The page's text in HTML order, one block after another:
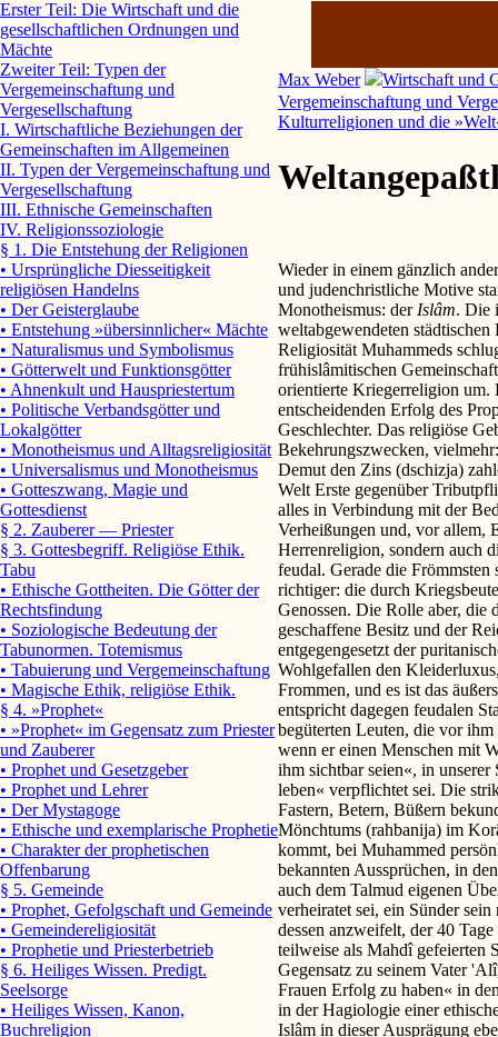
Max Weber
Wirtschaft und
Vergemeinschaftung und
Kulturreligionen und die
Wieder in einem gänzlich
und judenchristliche Motive
Monotheismus: der Islâm. Die
weltabgewendeten
Religiosität Muhammeds
frühislâmitischen
orientierte Kriegerreligion um.
entscheidenden Erfolg des
Geschlechter. Das religiöse
Bekehrungszwecken,
Demut den Zins (dschizja)
Welt Erste gegenüber
alles in Verbindung mit der
Verheißungen und, vor allem,
Herrenreligion, sondern auch
feudal. Gerade die Frömmsten
richtiger: die durch
Genossen. Die Rolle aber, die
geschaffene Besitz und der
entgegengesetzt der
Wohlgefallen den
Frommen, und es ist das
entspricht dagegen feudalen
begüterten Leuten, die vor
wenn er einen Menschen mit
ihm sichtbar seien«, in unserer
leben« verpflichtet sei. Die
Fastern, Betern, Büßern
Mönchtums (rahbanija) im
kommt, bei Muhammed
bekannten Aussprüchen, in
auch dem Talmud eigenen
verheiratet sei, ein Sünder
dessen anzweifelt, der 40
teilweise als Mahdî gefeierten
Gegensatz zu seinem Vater
Frauen Erfolg zu haben« in
in der Hagiologie einer
Islâm in dieser Ausprägung
Erster Teil: Die Wirtschaft und die
gesellschaftlichen Ordnungen und
Mächte
Zweiter Teil: Typen der
Vergemeinschaftung und
Vergesellschaftung
I. Wirtschaftliche Beziehungen der
Gemeinschaften im Allgemeinen
II. Typen der Vergemeinschaftung und
Vergesellschaftung
III. Ethnische Gemeinschaften
IV. Religionssoziologie
§ 1. Die Entstehung der Religionen
• Ursprüngliche Diesseitigkeit
religiösen Handelns
• Der Geisterglaube
• Entstehung »übersinnlicher« Mächte
• Naturalismus und Symbolismus
• Götterwelt und Funktionsgötter
• Ahnenkult und Hauspriestertum
• Politische Verbandsgötter und
Lokalgötter
• Monotheismus und Alltagsreligiosität
• Universalismus und Monotheismus
• Gotteszwang, Magie und
Gottesdienst
§ 2. Zauberer — Priester
§ 3. Gottesbegriff. Religiöse Ethik.
Tabu
• Ethische Gottheiten. Die Götter der
Rechtsfindung
• Soziologische Bedeutung der
Tabunormen. Totemismus
• Tabuierung und Vergemeinschaftung
• Magische Ethik, religiöse Ethik.
§ 4. »Prophet«
• »Prophet« im Gegensatz zum Priester
und Zauberer
• Prophet und Gesetzgeber
• Prophet und Lehrer
• Der Mystagoge
• Ethische und exemplarische Prophetie
• Charakter der prophetischen
Offenbarung
§ 5. Gemeinde
• Prophet, Gefolgschaft und Gemeinde
• Gemeindereligiosität
• Prophetie und Priesterbetrieb
§ 6. Heiliges Wissen. Predigt.
Seelsorge
• Heiliges Wissen, Kanon,
Buchreligion